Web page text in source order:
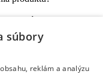
vhodný?
súbory
reklám a analýzu